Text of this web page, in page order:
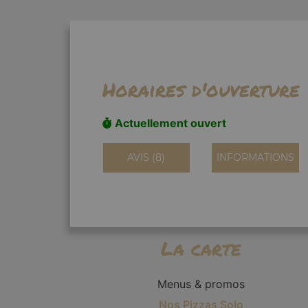
Horaires d'ouverture
Actuellement ouvert
AVIS (8) INFORMATIONS
La carte
Menus & promos
Nos Pizzas Solo